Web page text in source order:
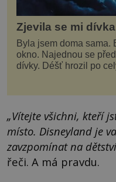
Zjevila se mi
Byla jsem doma sama.
okno. Najednou se
dívky. Déšť hrozil po
bouřka. Do topolů
„Vítejte všichni, kteří
místo. Disneyland je
zavzpomínat na
řeči. A má pravdu.